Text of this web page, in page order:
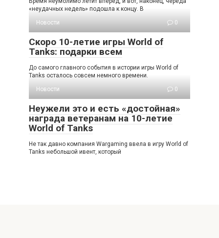
«неудачных недель» подошла к концу. В
Новости
0
Скоро 10-летие игры World of
Tanks: подарки всем
До самого главного события в истории игры World of
Tanks осталось совсем немного времени.
Новости
0
Неужели это и есть «достойная»
награда ветеранам на 10-летие
World of Tanks
Не так давно компания Wargaming ввела в игру World of
Tanks небольшой ивент, который